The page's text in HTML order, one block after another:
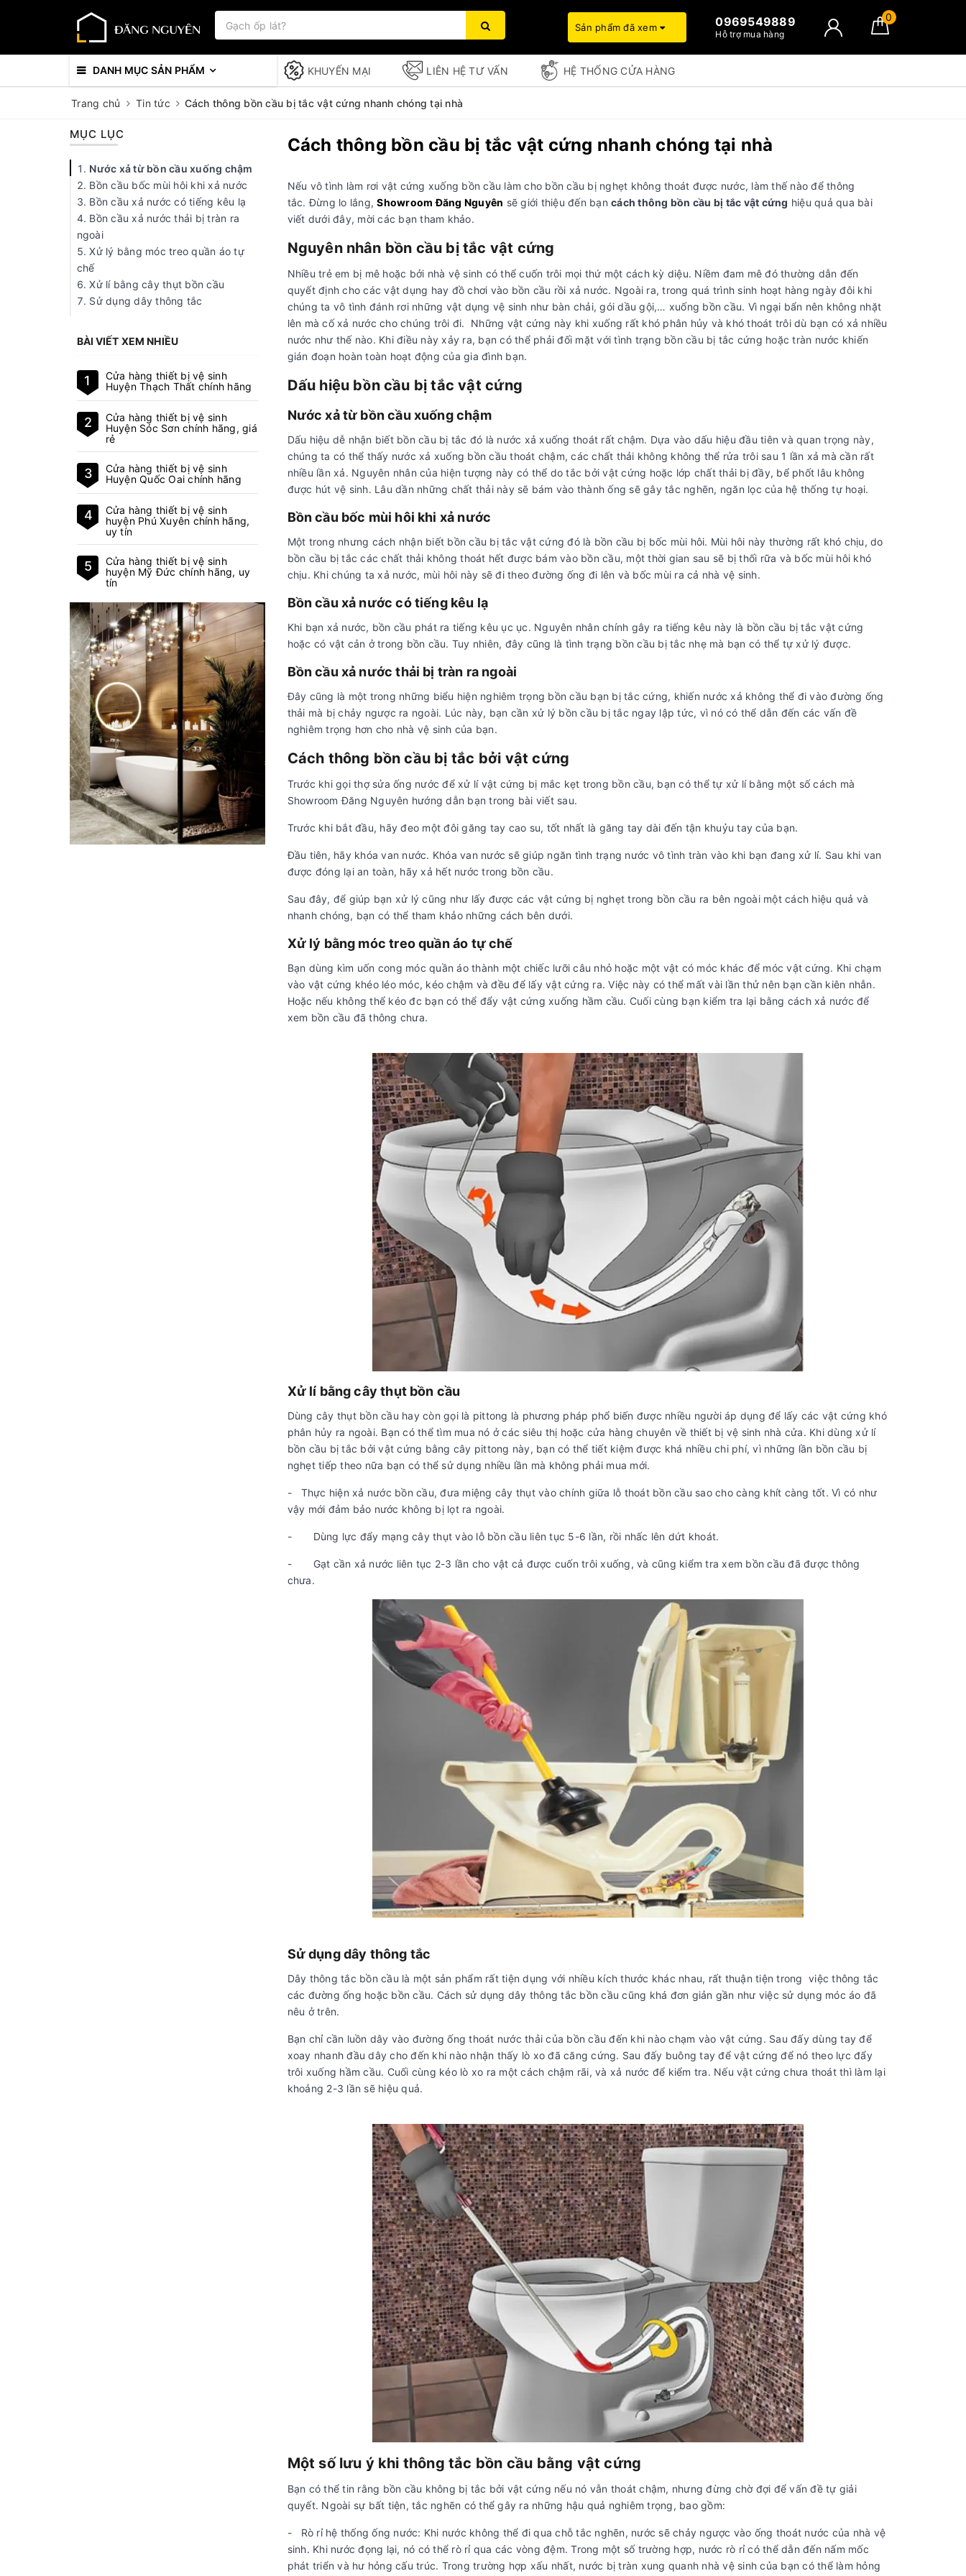
Sản phẩm đã xem 0969549889
Hỗ trợ mua hàng
0
DANH MỤC SẢN PHẨM KHUYẾN MẠI LIÊN HỆ TƯ VẤN HỆ THỐNG CỬA HÀNG
Trang chủ Tin tức Cách thông bồn cầu bị tắc vật cứng nhanh chóng tại nhà
Cách thông bồn cầu bị tắc vật cứng nhanh chóng tại nhà
Nếu vô tình làm rơi vật cứng xuống bồn cầu làm cho bồn cầu bị nghẹt không thoát được nước, làm thế nào để thông
tắc. Đừng lo lắng,Showroom Đăng Nguyên sẽ giới thiệu đến bạn cách thông bồn cầu bị tắc vật cứng hiệu quả qua bài
viết dưới đây, mời các bạn tham khảo.
Nguyên nhân bồn cầu bị tắc vật cứng
Nhiều trẻ em bị mê hoặc bởi nhà vệ sinh có thể cuốn trôi mọi thứ một cách kỳ diệu. Niềm đam mê đó thường dẫn đến
quyết định cho các vật dụng hay đồ chơi vào bồn cầu rồi xả nước. Ngoài ra, trong quá trình sinh hoạt hàng ngày đôi khi
chúng ta vô tình đánh rơi những vật dụng vệ sinh như bàn chải, gói dầu gội,… xuống bồn cầu. Vì ngại bẩn nên không nhặt
lên mà cố xả nước cho chúng trôi đi. Những vật cứng này khi xuống rất khó phân hủy và khó thoát trôi dù bạn có xả nhiều
nước như thế nào. Khi điều này xảy ra, bạn có thể phải đối mặt với tình trạng bồn cầu bị tắc cứng hoặc tràn nước khiến
gián đoạn hoàn toàn hoạt động của gia đình bạn.
Dấu hiệu bồn cầu bị tắc vật cứng
Nước xả từ bồn cầu xuống chậm
Dấu hiệu dễ nhận biết bồn cầu bị tắc đó là nước xả xuống thoát rất chậm. Dựa vào dấu hiệu đầu tiên và quan trọng này,
chúng ta có thể thấy nước xả xuống bồn cầu thoát chậm, các chất thải không không thể rửa trôi sau 1 lần xả mà cần rất
nhiều lần xả. Nguyên nhân của hiện tượng này có thể do tắc bởi vật cứng hoặc lớp chất thải bị đầy, bể phốt lâu không
được hút vệ sinh. Lâu dần những chất thải này sẽ bám vào thành ống sẽ gây tắc nghẽn, ngăn lọc của hệ thống tự hoại.
Bồn cầu bốc mùi hôi khi xả nước
Một trong nhưng cách nhận biết bồn cầu bị tắc vật cứng đó là bồn cầu bị bốc mùi hôi. Mùi hôi này thường rất khó chịu, do
bồn cầu bị tắc các chất thải không thoát hết được bám vào bồn cầu, một thời gian sau sẽ bị thối rữa và bốc mùi hôi khó
chịu. Khi chúng ta xả nước, mùi hôi này sẽ đi theo đường ống đi lên và bốc mùi ra cả nhà vệ sinh.
Bồn cầu xả nước có tiếng kêu lạ
Khi bạn xả nước, bồn cầu phát ra tiếng kêu ục ục. Nguyên nhân chính gây ra tiếng kêu này là bồn cầu bị tắc vật cứng
hoặc có vật cản ở trong bồn cầu. Tuy nhiên, đây cũng là tình trạng bồn cầu bị tắc nhẹ mà bạn có thể tự xử lý được.
Bồn cầu xả nước thải bị tràn ra ngoài
Đây cũng là một trong những biểu hiện nghiêm trọng bồn cầu bạn bị tắc cứng, khiến nước xả không thể đi vào đường ống
thải mà bị chảy ngược ra ngoài. Lúc này, bạn cần xử lý bồn cầu bị tắc ngay lập tức, vì nó có thể dẫn đến các vấn đề
nghiêm trọng hơn cho nhà vệ sinh của bạn.
Cách thông bồn cầu bị tắc bởi vật cứng
Trước khi gọi thợ sửa ống nước để xử lí vật cứng bị mắc kẹt trong bồn cầu, bạn có thể tự xử lí bằng một số cách mà
Showroom Đăng Nguyên hướng dẫn bạn trong bài viết sau.
Trước khi bắt đầu, hãy đeo một đôi găng tay cao su, tốt nhất là găng tay dài đến tận khuỷu tay của bạn.
Đầu tiên, hãy khóa van nước. Khóa van nước sẽ giúp ngăn tình trạng nước vô tình tràn vào khi bạn đang xử lí. Sau khi van
được đóng lại an toàn, hãy xả hết nước trong bồn cầu.
Sau đây, để giúp bạn xử lý cũng như lấy được các vật cứng bị nghẹt trong bồn cầu ra bên ngoài một cách hiệu quả và
nhanh chóng, bạn có thể tham khảo những cách bên dưới.
Xử lý bằng móc treo quần áo tự chế
Bạn dùng kìm uốn cong móc quần áo thành một chiếc lưỡi câu nhỏ hoặc một vật có móc khác để móc vật cứng. Khi chạm
vào vật cứng khéo léo móc, kéo chậm và đều để lấy vật cứng ra. Việc này có thể mất vài lần thử nên bạn cần kiên nhẫn.
Hoặc nếu không thể kéo đc bạn có thể đẩy vật cứng xuống hầm cầu. Cuối cùng bạn kiểm tra lại bằng cách xả nước để
xem bồn cầu đã thông chưa.
Xử lí bằng cây thụt bồn cầu
Dùng cây thụt bồn cầu hay còn gọi là pittong là phương pháp phổ biến được nhiều người áp dụng để lấy các vật cứng khó
phân hủy ra ngoài. Bạn có thể tìm mua nó ở các siêu thị hoặc cửa hàng chuyên về thiết bị vệ sinh nhà cửa. Khi dùng xử lí
bồn cầu bị tắc bởi vật cứng bằng cây pittong này, bạn có thể tiết kiệm được khá nhiều chi phí, vì những lần bồn cầu bị
nghẹt tiếp theo nữa bạn có thể sử dụng nhiều lần mà không phải mua mới.
- Thực hiện xả nước bồn cầu, đưa miệng cây thụt vào chính giữa lỗ thoát bồn cầu sao cho càng khít càng tốt. Vì có như
vậy mới đảm bảo nước không bị lọt ra ngoài.
- Dùng lực đẩy mạng cây thụt vào lỗ bồn cầu liên tục 5-6 lần, rồi nhấc lên dứt khoát.
- Gạt cần xả nước liên tục 2-3 lần cho vật cả được cuốn trôi xuống, và cũng kiểm tra xem bồn cầu đã được thông
chưa.
Sử dụng dây thông tắc
Dây thông tắc bồn cầu là một sản phẩm rất tiện dụng với nhiều kích thước khác nhau, rất thuận tiện trong việc thông tắc
các đường ống hoặc bồn cầu. Cách sử dụng dây thông tắc bồn cầu cũng khá đơn giản gần như việc sử dụng móc áo đã
nêu ở trên.
Bạn chỉ cần luồn dây vào đường ống thoát nước thải của bồn cầu đến khi nào chạm vào vật cứng. Sau đấy dùng tay để
xoay nhanh đầu dây cho đến khi nào nhận thấy lò xo đã căng cứng. Sau đấy buông tay để vật cứng để nó theo lực đẩy
trôi xuống hầm cầu. Cuối cùng kéo lò xo ra một cách chậm rãi, và xả nước để kiểm tra. Nếu vật cứng chưa thoát thì làm lại
khoảng 2-3 lần sẽ hiệu quả.
Một số lưu ý khi thông tắc bồn cầu bằng vật cứng
Bạn có thể tin rằng bồn cầu không bị tắc bởi vật cứng nếu nó vẫn thoát chậm, nhưng đừng chờ đợi để vấn đề tự giải
quyết. Ngoài sự bất tiện, tắc nghẽn có thể gây ra những hậu quả nghiêm trọng, bao gồm:
- Rò rỉ hệ thống ống nước: Khi nước không thể đi qua chỗ tắc nghẽn, nước sẽ chảy ngược vào ống thoát nước của nhà vệ
sinh. Khi nước đọng lại, nó có thể rò rỉ qua các vòng đệm. Trong một số trường hợp, nước rò rỉ có thể dẫn đến nấm mốc
phát triển và hư hỏng cấu trúc. Trong trường hợp xấu nhất, nước bị tràn xung quanh nhà vệ sinh của bạn có thể làm hỏng
MỤC LỤC
Nước xả từ bồn cầu xuống chậm
Bồn cầu bốc mùi hôi khi xả nước
Bồn cầu xả nước có tiếng kêu lạ
Bồn cầu xả nước thải bị tràn ra
ngoài
Xử lý bằng móc treo quần áo tự
chế
Xử lí bằng cây thụt bồn cầu
Sử dụng dây thông tắc
BÀI VIẾT XEM NHIỀU
1
Cửa hàng thiết bị vệ sinh
Huyện Thạch Thất chính hãng
2
Cửa hàng thiết bị vệ sinh
Huyện Sóc Sơn chính hãng, giá
rẻ
3
Cửa hàng thiết bị vệ sinh
Huyện Quốc Oai chính hãng
4
Cửa hàng thiết bị vệ sinh
huyện Phú Xuyên chính hãng,
uy tín
5
Cửa hàng thiết bị vệ sinh
huyện Mỹ Đức chính hãng, uy
tín